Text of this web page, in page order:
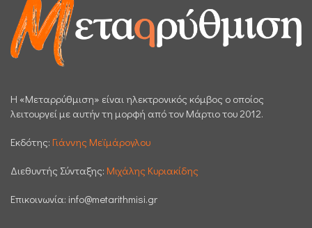
H «Μεταρρύθμιση» είναι ηλεκτρονικός κόμβος ο οποίος
λειτουργεί με αυτήν τη μορφή από τον Μάρτιο του 2012.
Εκδότης: Γιάννης Μεϊμάρογλου
Διεθυντής Σύνταξης: Μιχάλης Κυριακίδης
Επικοινωνία: info@metarithmisi.gr